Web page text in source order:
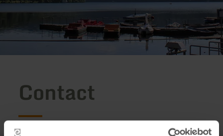
Contact